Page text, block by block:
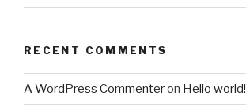
RECENT COMMENTS
A WordPress Commenteron Hello world!